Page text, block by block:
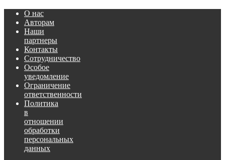
О нас
Авторам
Наши
партнеры
Контакты
Сотрудничество
Особое
уведомление
Ограничение
ответственности
Политика
в
отношении
обработки
персональных
данных